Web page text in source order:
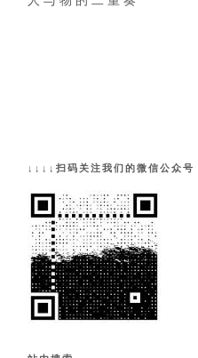
↓↓↓↓扫码关注我们的微信公众号